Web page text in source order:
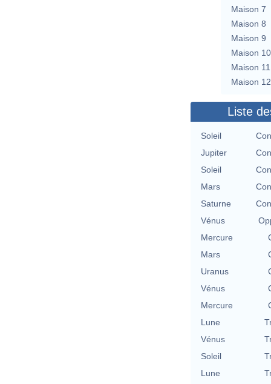
Maison 7
Maison 8
Maison 9
Maison 10
Maison 11
Maison 12
Liste
Soleil
Jupiter
Soleil
Mars
Saturne
Vénus
Mercure
Mars
Uranus
Vénus
Mercure
Lune
Vénus
Soleil
Lune